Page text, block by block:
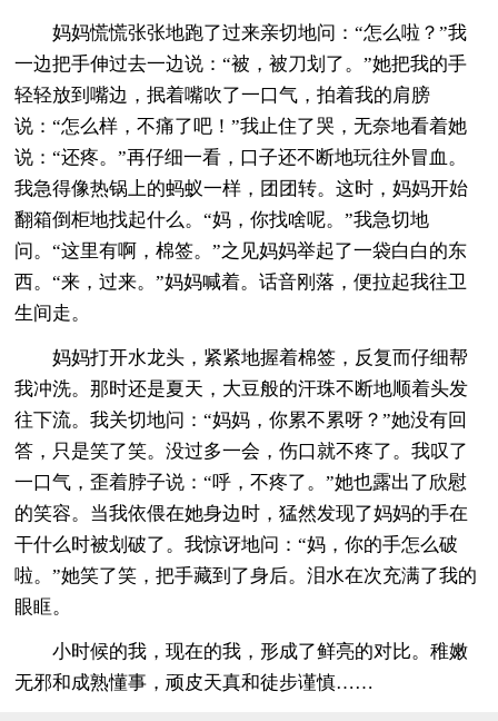
妈妈慌慌张张地跑了过来亲切地问：“怎么啦？”我
一边把手伸过去一边说：“被，被刀划了。”她把我的手
轻轻放到嘴边，抿着嘴吹了一口气，拍着我的肩膀
说：“怎么样，不痛了吧！”我止住了哭，无奈地看着她
说：“还疼。”再仔细一看，口子还不断地玩往外冒血。
我急得像热锅上的蚂蚁一样，团团转。这时，妈妈开始
翻箱倒柜地找起什么。“妈，你找啥呢。”我急切地
问。“这里有啊，棉签。”之见妈妈举起了一袋白白的东
西。“来，过来。”妈妈喊着。话音刚落，便拉起我往卫
生间走。
妈妈打开水龙头，紧紧地握着棉签，反复而仔细帮
我冲洗。那时还是夏天，大豆般的汗珠不断地顺着头发
往下流。我关切地问：“妈妈，你累不累呀？”她没有回
答，只是笑了笑。没过多一会，伤口就不疼了。我叹了
一口气，歪着脖子说：“呼，不疼了。”她也露出了欣慰
的笑容。当我依偎在她身边时，猛然发现了妈妈的手在
干什么时被划破了。我惊讶地问：“妈，你的手怎么破
啦。”她笑了笑，把手藏到了身后。泪水在次充满了我的
眼眶。
小时候的我，现在的我，形成了鲜亮的对比。稚嫩
无邪和成熟懂事，顽皮天真和徒步谨慎……